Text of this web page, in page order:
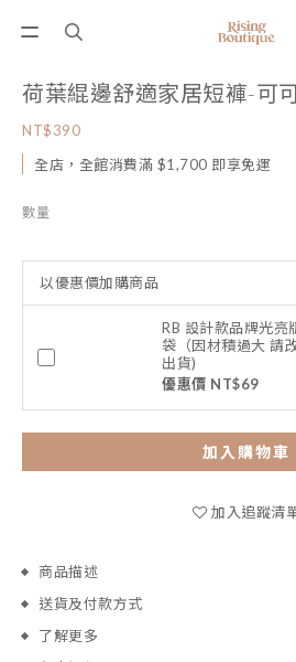
荷葉緄邊舒適家居短褲-可
NT$390
全店，全館消費滿 $1,700 即享免運
數量
以優惠價加購商品
RB 設計款品牌光亮
袋（因材積過大 請
出貨)
優惠價 NT$69
加入購物車
加入追蹤清
商品描述
送貨及付款方式
了解更多